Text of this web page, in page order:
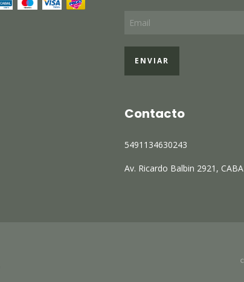
Contacto
5491134630243
Av. Ricardo Balbin 2921, CABA